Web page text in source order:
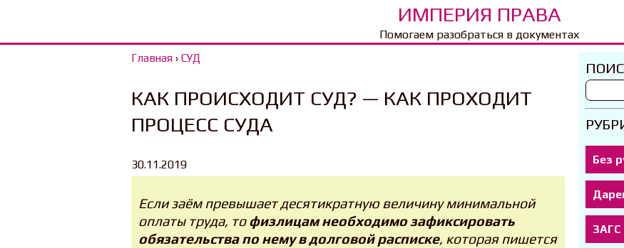
ИМПЕРИЯ ПРАВА
Помогаем разобраться в документах
Главная› СУД
КАК ПРОИСХОДИТ СУД? — КАК ПРОХОДИТ
ПРОЦЕСС СУДА
30.11.2019
Если заём превышает десятикратную величину минимальной
оплаты труда, тофизлицам необходимо зафиксировать
обязательства по нему в долговой расписке, которая пишется
Без
ЗАГС